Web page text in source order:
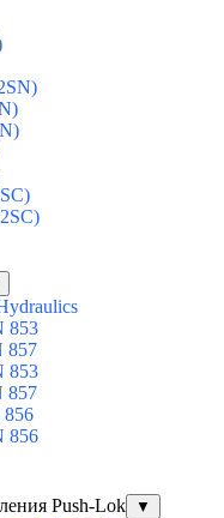
853
857
853
857
856
Push-Lok
▼